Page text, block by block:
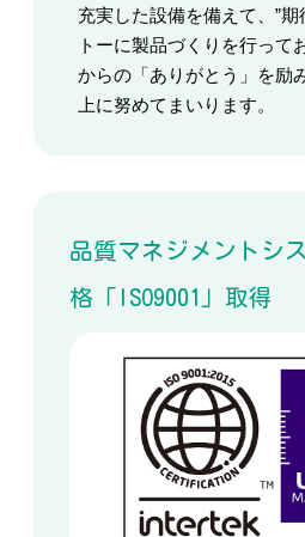
充実した設備を備えて、”期
トーに製品づくりを行って
からの「ありがとう」を励
上に努めてまいります。
品質マネジメントシ
格「ISO9001」取得